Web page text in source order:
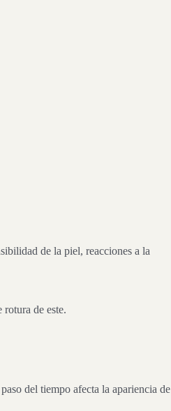
de la piel, reacciones a la
de este.
del tiempo afecta la apariencia de